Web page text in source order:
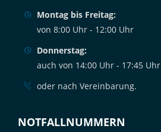
Montag bis Freitag:
von 8:00 Uhr - 12:00 Uhr
Donnerstag:
auch von 14:00 Uhr - 17:45 Uhr
oder nach Vereinbarung.
NOTFALLNUMMERN